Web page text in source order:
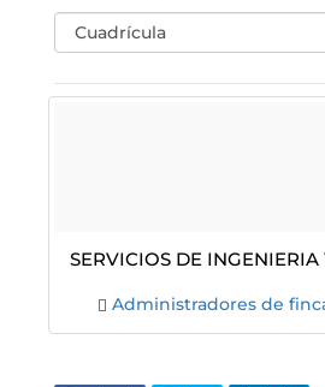
Servicios De Ingenieria
Administradores de